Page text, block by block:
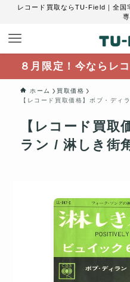
レコード買取ならTU-Field｜全国
８月限定！今ならレ
ホーム
買取価格
【レコード買取価格】ボブ・デ
【レコード買取
ラン / 淋しき街